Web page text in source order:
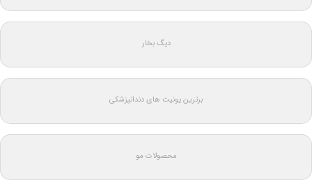
دیگ بخار
برترین یونیت های دندانپزشکی
محصولات مو